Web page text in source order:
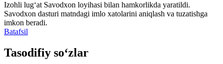
Izohli lugʻat Savodxon loyihasi bilan hamkorlikda yaratildi.
Savodxon dasturi matndagi imlo xatolarini aniqlash va tuzatishga
imkon beradi.
Batafsil
Tasodifiy so‘zlar